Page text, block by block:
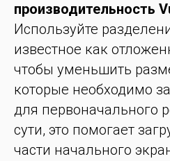
производительность
Используйте
известное как
чтобы уменьшить
которые необходимо
для первоначального
сути, это помогает
части начального